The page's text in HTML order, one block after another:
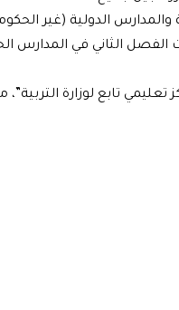
والمدارس الدولية (غير
الفصل الثاني في المدارس
تابع لوزارة